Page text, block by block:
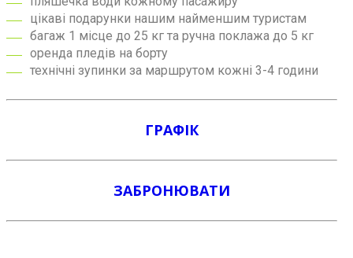
цікаві подарунки нашим найменшим туристам
багаж 1 місце до 25 кг та ручна поклажа до 5 кг
оренда пледів на борту
технічні зупинки за маршрутом кожні 3-4 години
ГРАФІК
ЗАБРОНЮВАТИ